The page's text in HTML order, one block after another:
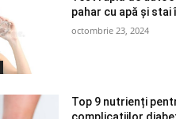
pahar cu apă și
octombrie 23, 2024
Top 9 nutrienți
complicațiilor